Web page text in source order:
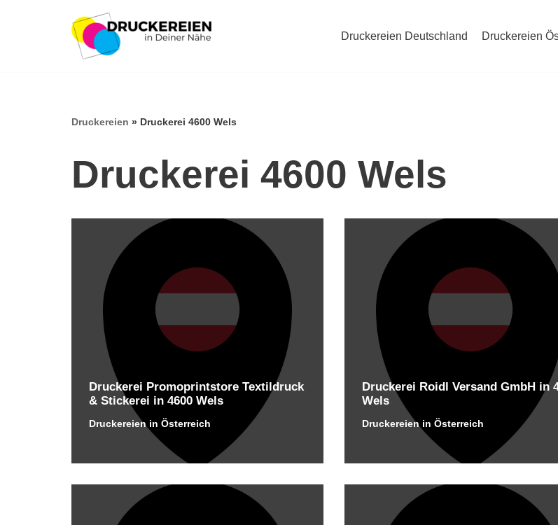
Druckereien Deutschland Druckereien
Druckereien » Druckerei 4600 Wels
Druckerei 4600 Wels
Druckerei Promoprintstore Textildruck
& Stickerei in 4600 Wels
Druckereien in Österreich
Druckerei Roidl Versand GmbH in
Wels
Druckereien in Österreich